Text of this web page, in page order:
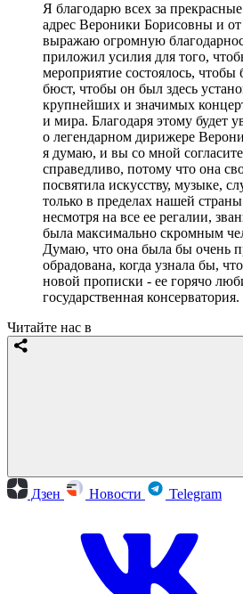
Я благодарю всех за
адрес Вероники Борисовны и
выражаю огромную
приложил усилия для того,
мероприятие состоялось, чтобы
бюст, чтобы он был здесь
крупнейших и значимых
и мира. Благодаря этому будет
о легендарном дирижере
я думаю, и вы со мной
справедливо, потому что она
посвятила искусству, музыке,
только в пределах нашей
несмотря на все ее регалии,
была максимально скромным
Думаю, что она была бы очень
обрадована, когда узнала бы,
новой прописки - ее горячо
государственная консерватория.
Читайте нас в
Дзен Новости Telegram